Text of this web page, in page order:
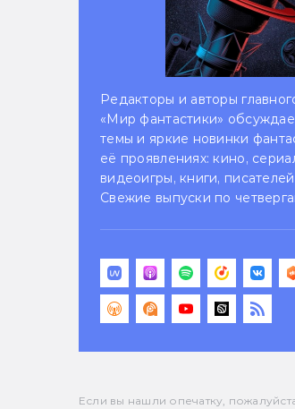
Редакторы и авторы
«Мир фантастики»
темы и яркие новинки
её проявлениях: кино,
видеоигры, книги,
Свежие выпуски по
Если вы нашли опечатку,